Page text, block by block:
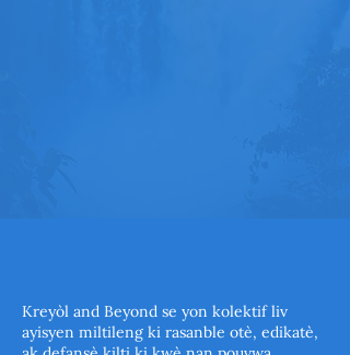
Kreyòl and Beyond se yon kolektif liv
ayisyen miltileng ki rasanble otè, edikatè,